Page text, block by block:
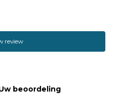
review
beoordeling